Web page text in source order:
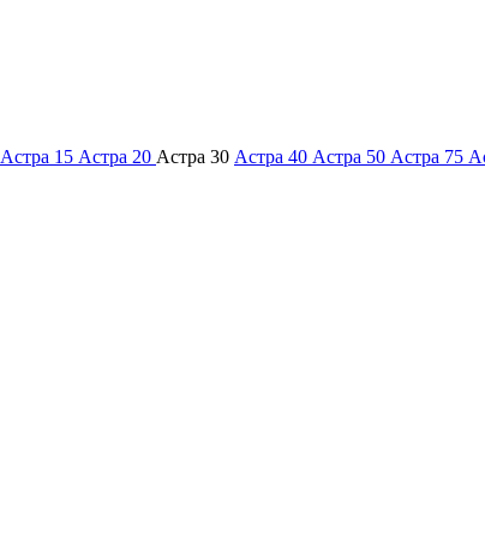
Астра 15 Астра 20 Астра 30 Астра 40 Астра 50 Астра 75